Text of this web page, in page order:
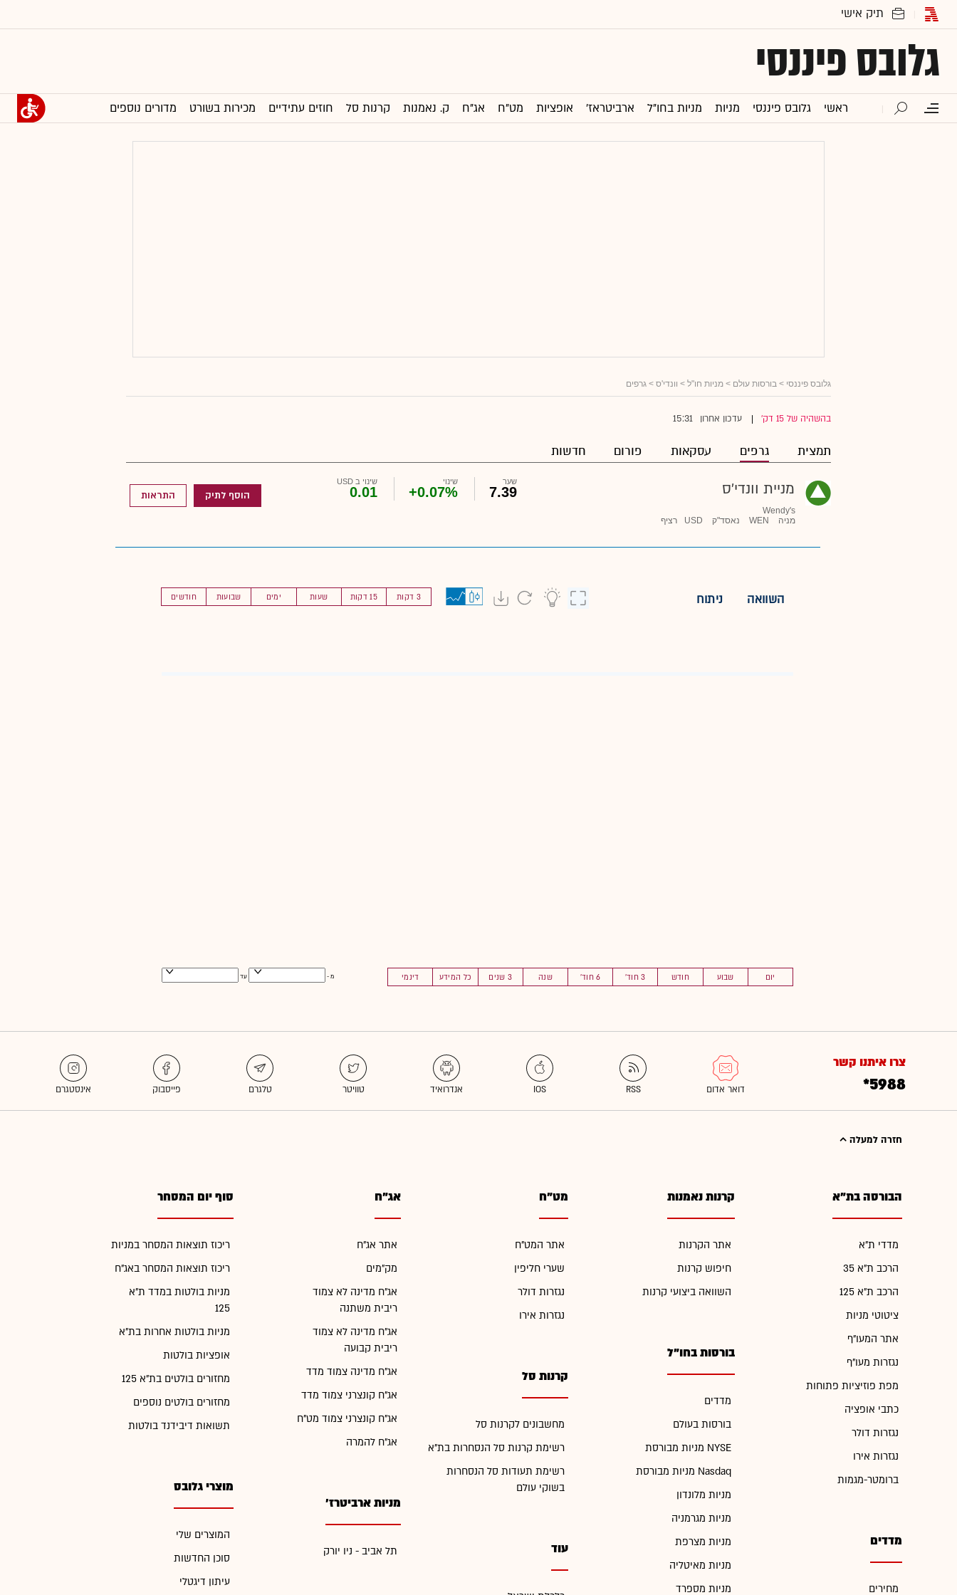
גלובס פיננסי
ראשי גלובס פיננסי מניות מניות בחו"ל ארביטראז' אופציות מט"ח אג"ח ק. נאמנות קרנות סל חוזים עתידיים מכירות בשורט מדורים נוספים
גלובס פיננסי > בורסות עולם > מניות חו"ל > וונדי'ס > גרפים
בהשהיה של 15 דק' עדכון אחרון 15:31
תמצית גרפים עסקאות פורום חדשות
מניית וונדי'ס
Wendy's
מניה
WEN נאסד"ק USD רציף
שער
7.39
שינוי
+0.07%
שינוי ב USD
0.01 הוסף לתיק התראות
חודשים שבועות ימים שעות 15 דקות 3 דקות השוואה ניתוח
יום שבוע חודש 3 חוד' 6 חוד' שנה 3 שנים כל המידע דינמי מ - עד
צרו איתנו קשר
*5988
חזרה למעלה
הבורסה בת"א
מדדי ת"א
הרכב ת"א 35
הרכב ת"א 125
ציטוטי מניות
אתר המעו"ף
נגזרות מעו"ף
מפת פוזיציות פתוחות
כתבי אופציה
נגזרות דולר
נגזרות אירו
ברומטר-מגמות
מדדים
מחירים
קרנות נאמנות
אתר הקרנות
חיפוש קרנות
השוואה ביצועי קרנות
בורסות בחו"ל
מדדים
בורסות בעולם
מניות מבורסת NYSE
מניות מבורסת Nasdaq
מניות מלונדון
מניות מגרמניה
מניות מצרפת
מניות מאיטליה
מניות מספרד
מט"ח
אתר המט"ח
שערי חליפין
נגזרות דולר
נגזרות אירו
קרנות סל
מחשבונים לקרנות סל
רשימת קרנות סל הנסחרות בת"א
רשימת תעודות סל הנסחרות
בשוקי עולם
עוד
אג"ח
אתר אג"ח
מק"מים
אג"ח מדינה לא צמוד
ריבית משתנה
אג"ח מדינה לא צמוד
ריבית קבועה
אג"ח מדינה צמוד מדד
אג"ח קונצרני צמוד מדד
אג"ח קונצרני צמוד מט"ח
אג"ח להמרה
מניות ארביטרז'
תל אביב - ניו יורק
סוף יום המסחר
ריכוז תוצאות המסחר במניות
ריכוז תוצאות המסחר באג"ח
מניות בולטות במדד ת"א
125
מניות בולטות אחרות בת"א
אופציות בולטות
מחזורים בולטים בת"א 125
מחזורים בולטים נוספים
תשואות דיבידנד בולטות
מוצרי גלובס
המוצרים שלי
סוכן החדשות
עיתון דיגטלי